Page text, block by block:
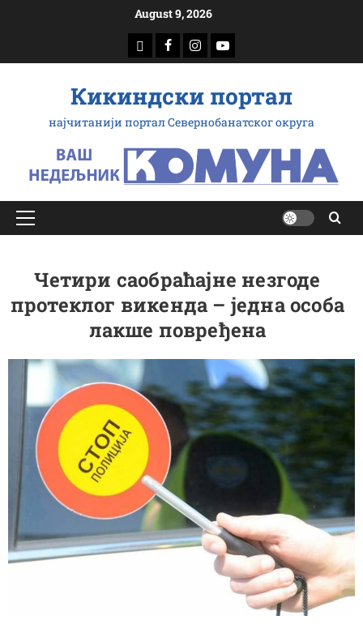
August 9, 2026
доwнлоад
Фацебоок
Инстаграм
Yоутубе
Кикиндски портал
најчитанији портал Севернобанатског округа
Примарy
Четири саобраћајне незгоде
протеклог викенда – једна особа
лакше повређена